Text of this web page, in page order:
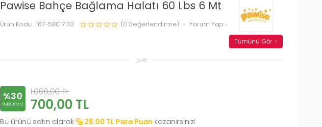
Pawise Bahçe Bağlama Halatı 60 Lbs 6 Mt
Ürün Kodu : 167-58017.02 (0 Değerlendirme) Yorum Yap
Tümünü Gör
%30
INDIRIMLI
1.000,00TL
700,00 TL
Bu ürünü satın alarak 28.00 TL Para Puan kazanırsınız!